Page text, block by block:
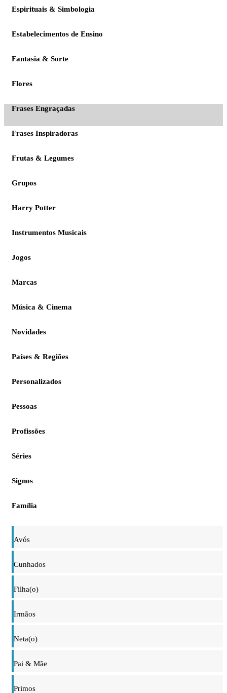
Espirituais & Simbologia
Estabelecimentos de Ensino
Fantasia & Sorte
Flores
Frases Engraçadas
Frases Inspiradoras
Frutas & Legumes
Grupos
Harry Potter
Instrumentos Musicais
Jogos
Marcas
Música & Cinema
Novidades
Países & Regiões
Personalizados
Pessoas
Profissões
Séries
Signos
Família
Avós
Cunhados
Filha(o)
Irmãos
Neta(o)
Pai & Mãe
Primos